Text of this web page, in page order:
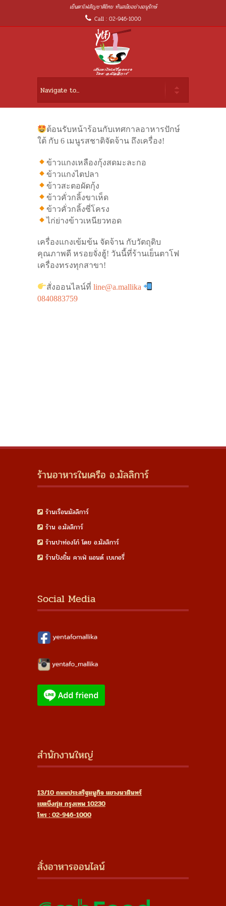
เย็นตาโฟสัญชาติไทย ทันสมัยอย่างอนุรักษ์
Call : 02-946-1000
ต้อนรับหน้าร้อนกับเทศกาลอาหารปักษ์
ใต้ กับ 6 เมนูรสชาติจัดจ้าน ถึงเครื่อง!
ข้าวแกงเหลืองกุ้งสดมะละกอ
ข้าวแกงไตปลา
ข้าวสะตอผัดกุ้ง
ข้าวคั่วกลิ้งขาเห็ด
ข้าวคั่วกลิ้งซี่โครง
ไก่ย่างข้าวเหนียวทอด
เครื่องแกงเข้มข้น จัดจ้าน กับวัตถุดิบ
คุณภาพดี หรอยจั่งฮู้! วันนี้ที่ร้านเย็นตาโฟ
เครื่องทรงทุกสาขา!
สั่งออนไลน์ที่line@a.mallika
0840883759
ร้านอาหารในเครือ อ.มัลลิการ์
ร้านเรือนมัลลิการ์
ร้าน อ.มัลลิการ์
ร้านปาท่องโก๋ โดย อ.มัลลิการ์
ร้านปังยิ้ม คาเฟ่ แอนด์ เบเกอรี่
Social Media
สำนักงานใหญ่
13/10 ถนนประสริฐมนูกิจ แขวงนวมินทร์
เขตบึงกุ่ม กรุงเทพ 10230
โทร : 02-946-1000
สั่งอาหารออนไลน์